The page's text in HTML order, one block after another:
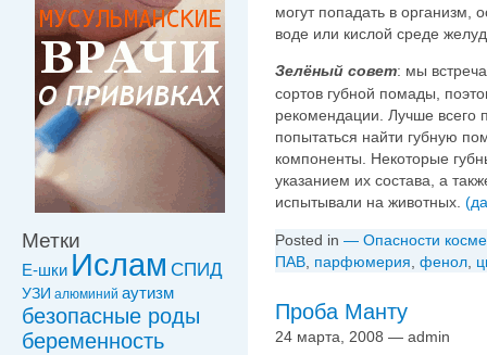
Метки
Е-шки Ислам СПИД
УЗИ алюминий аутизм
безопасные роды
беременность
могут попадать в организм,
воде или кислой среде
Зелёный совет: мы
сортов губной помады,
рекомендации. Лучше всего
попытаться найти губную
компоненты. Некоторые
указанием их состава, а
испытывали на животных.
Posted in — Опасности
ПАВ, парфюмерия, фенол,
Проба Манту
24 марта, 2008 — admin